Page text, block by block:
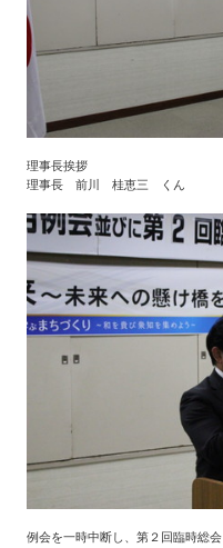
理事長挨拶
理事長 前川 桂恵三 くん
例会を一時中断し、第２回臨時総会